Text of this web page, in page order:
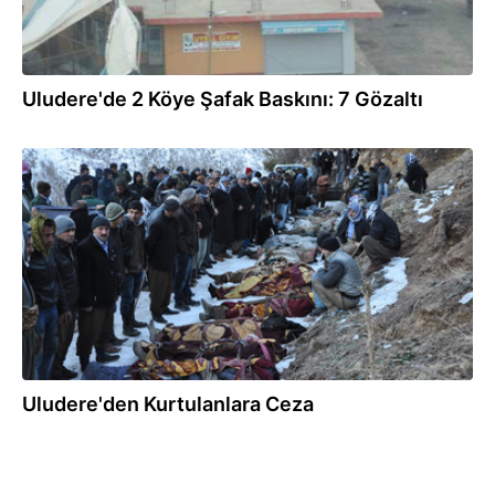
Uludere'de 2 Köye Şafak Baskını: 7 Gözaltı
22.01.2013
Uludere'den Kurtulanlara Ceza